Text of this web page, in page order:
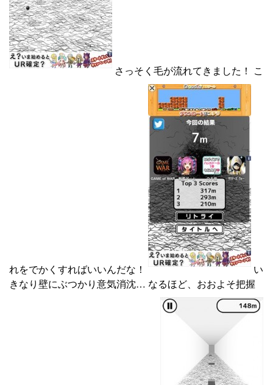
さっそく毛が流れてきました！ こ
れをでかくすればいいんだな！
い
きなり壁にぶつかり意気消沈… なるほど、おおよそ把握